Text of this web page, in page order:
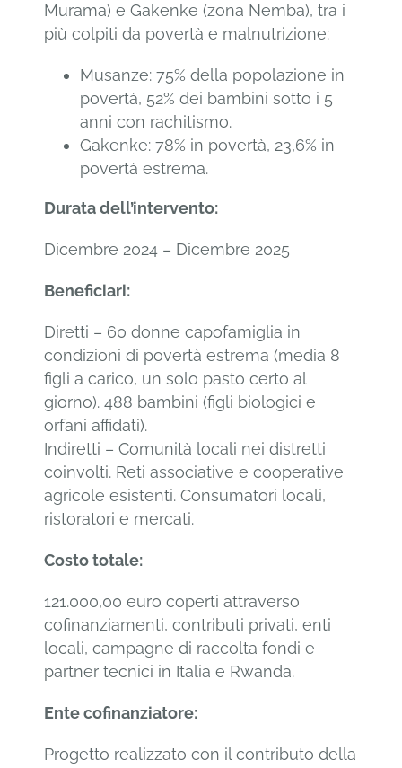
Murama) e Gakenke (zona Nemba), tra i
più colpiti da povertà e malnutrizione:
Musanze: 75% della popolazione in
povertà, 52% dei bambini sotto i 5
anni con rachitismo.
Gakenke: 78% in povertà, 23,6% in
povertà estrema.
Durata dell’intervento:
Dicembre 2024 – Dicembre 2025
Beneficiari:
Diretti – 60 donne capofamiglia in
condizioni di povertà estrema (media 8
figli a carico, un solo pasto certo al
giorno). 488 bambini (figli biologici e
orfani affidati).
Indiretti – Comunità locali nei distretti
coinvolti. Reti associative e cooperative
agricole esistenti. Consumatori locali,
ristoratori e mercati.
Costo totale:
121.000,00 euro coperti attraverso
cofinanziamenti, contributi privati, enti
locali, campagne di raccolta fondi e
partner tecnici in Italia e Rwanda.
Ente cofinanziatore:
Progetto realizzato con il contributo della